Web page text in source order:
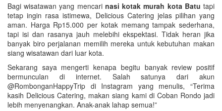
Bagi wisatawan yang mencari nasi kotak murah kota Batu tapi
tetap ingin rasa istimewa, Delicious Catering jelas pilihan yang
aman. Harga Rp15.000 per kotak memang tampak sederhana,
tapi isi dan rasanya jauh melebihi ekspektasi. Tidak heran jika
banyak biro perjalanan memilih mereka untuk kebutuhan makan
siang wisatawan dari luar kota.
Sekarang saya mengerti kenapa begitu banyak review positif
bermunculan di internet. Salah satunya dari akun
@RombonganHappyTrip di Instagram yang menulis, “Terima
kasih Delicious Catering, makan siang kami di Coban Rondo jadi
lebih menyenangkan. Anak-anak lahap semua!”